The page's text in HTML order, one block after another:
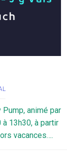
animé par
13h30, à partir
vacances….